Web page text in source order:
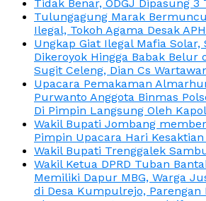
Tidak Benar, ODGJ Dipasung 3
Tulungagung Marak
Ilegal, Tokoh Agama Desak
Ungkap Giat Ilegal Mafia Solar,
Dikeroyok Hingga Babak Belur
Sugit Celeng, Dian Cs
Upacara Pemakaman
Purwanto Anggota Binmas
Di Pimpin Langsung Oleh
Wakil Bupati Jombang
Pimpin Upacara Hari
Wakil Bupati Trenggalek
Wakil Ketua DPRD Tuban
Memiliki Dapur MBG, Warga
di Desa Kumpulrejo, Parengan